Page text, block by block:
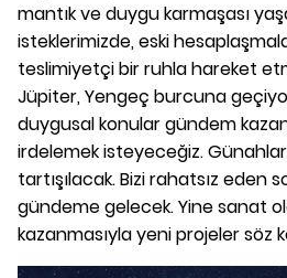
mantık ve duygu karmaşası
isteklerimizde, eski
teslimiyetçi bir ruhla hareket
Jüpiter, Yengeç burcuna
duygusal konular gündem
irdelemek isteyeceğiz.
tartışılacak. Bizi rahatsız eden
gündeme gelecek. Yine sanat
kazanmasıyla yeni projeler söz